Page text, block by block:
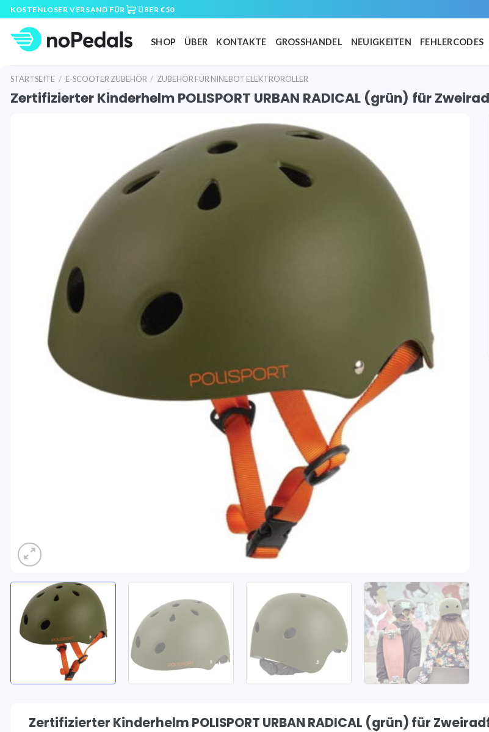
Skip
to
content
KOSTENLOSER VERSAND FÜR ÜBER €50
SHOP ÜBER KONTAKTE GROSSHANDEL NEUIGKEITEN FEHLERCODES
STARTSEITE / E-SCOOTER ZUBEHÖR / ZUBEHÖR FÜR NINEBOT ELEKTROROLLER
Zertifizierter Kinderhelm POLISPORT URBAN RADICAL (grün) für
Zertifizierter Kinderhelm POLISPORT URBAN RADICAL (grün) für